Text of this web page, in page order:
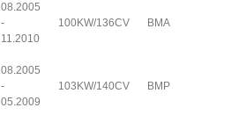
08.2005
-
11.2010
100KW/136CV BMA
08.2005
-
05.2009
103KW/140CV BMP